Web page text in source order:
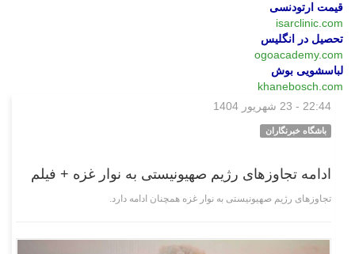
قیمت ارتودنسی
isarclinic.com
تحصیل در انگلیس
ogoacademy.com
لباسشویی بوش
khanebosch.com
22:44 - 23 شهریور 1404
باشگاه خبرنگاران
ادامه تجاوز‌های رژیم صهیونیستی به نوار غزه + فیلم
تجاوز‌های رژیم صهیونیستی به نوار غزه همچنان ادامه دارد.